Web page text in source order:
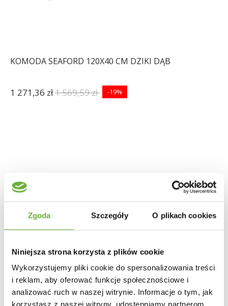
Zgoda Szczegóły O plikach cookies
Niniejsza strona korzysta z plików cookie
Wykorzystujemy pliki cookie do spersonalizowania treści
i reklam, aby oferować funkcje społecznościowe i
analizować ruch w naszej witrynie. Informacje o tym, jak
korzystasz z naszej witryny, udostępniamy partnerom
KOMODA SEAFORD 120X40 CM DZIKI DĄB
1 271,36 zł1 569,59 zł -19%